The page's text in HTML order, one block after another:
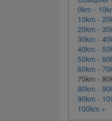
0km -
10km -
20km -
30km -
40km -
50km -
60km -
70km -
80km -
90km -
100km +